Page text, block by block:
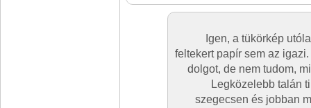
Igen, a tükörkép
feltekert papír sem az
dolgot, de nem tudom,
Legközelebb talán
szegecsen és jobban